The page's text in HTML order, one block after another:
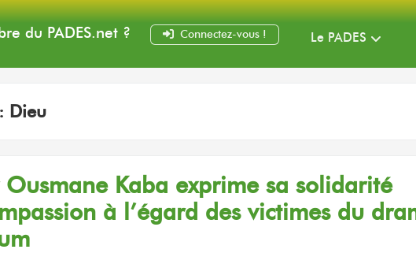
du PADES.net? Connectez-vous ! Le PADES
Dieu
Ousmane Kaba exprime sa solidarité
à l’égard des victimes du